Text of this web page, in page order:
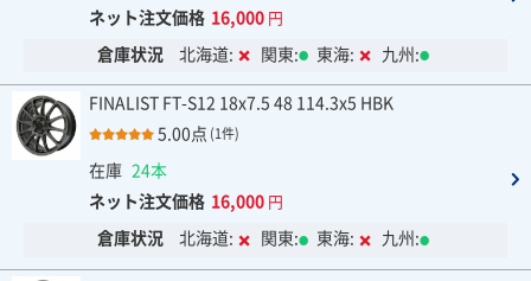
ネット注文価格 16,000 円
倉庫状況 北海道: 関東: 東海: 九州:
FINALIST FT-S12 18x7.5 48 114.3x5 HBK
5.00点 (1件)
在庫 24本
ネット注文価格 16,000 円
倉庫状況 北海道: 関東: 東海: 九州: